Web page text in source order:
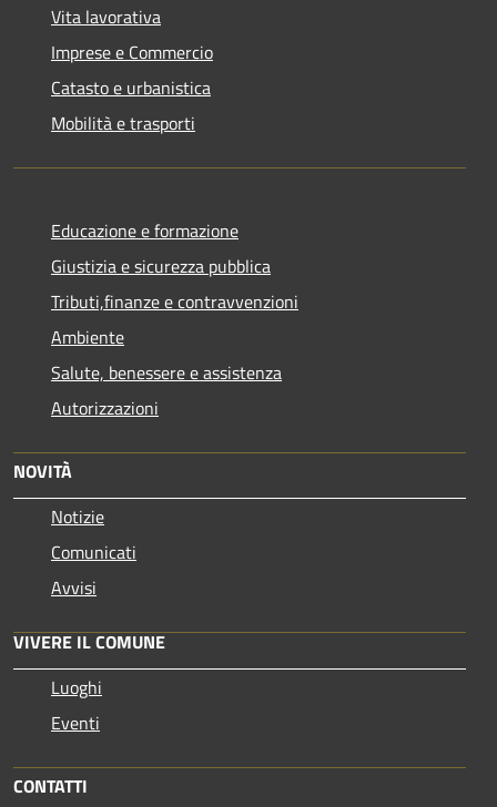
Vita lavorativa
Imprese e Commercio
Catasto e urbanistica
Mobilità e trasporti
Educazione e formazione
Giustizia e sicurezza pubblica
Tributi,finanze e contravvenzioni
Ambiente
Salute, benessere e assistenza
Autorizzazioni
NOVITÀ
Notizie
Comunicati
Avvisi
VIVERE IL COMUNE
Luoghi
Eventi
CONTATTI